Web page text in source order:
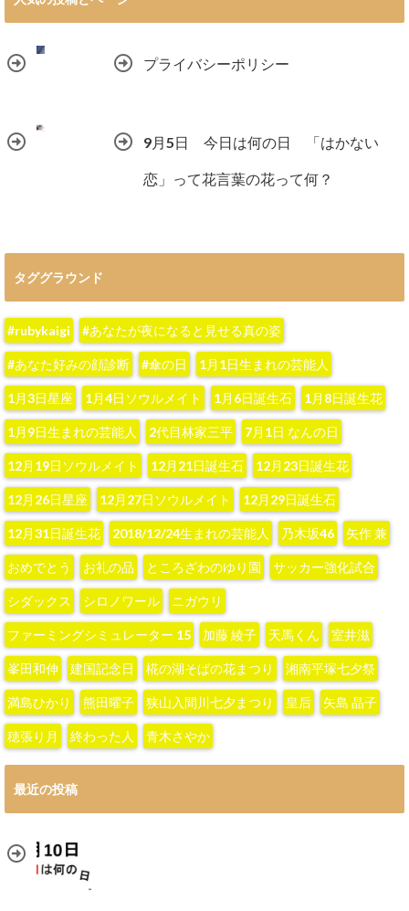
プライバシーポリシー
9月5日 今日は何の日 「はかない
恋」って花言葉の花って何？
タググラウンド
#rubykaigi #あなたが夜になると見せる真の姿
#あなた好みの顔診断 #傘の日 1月1日生まれの芸能人
1月3日星座 1月4日ソウルメイト 1月6日誕生石 1月8日誕生花
1月9日生まれの芸能人 2代目林家三平 7月1日 なんの日
12月19日ソウルメイト 12月21日誕生石 12月23日誕生花
12月26日星座 12月27日ソウルメイト 12月29日誕生石
12月31日誕生花 2018/12/24生まれの芸能人 ‪乃木坂46‬ ‪矢作 兼‬
おめでとう お礼の品 ところざわのゆり園 サッカー強化試合
シダックス シロノワール ニガウリ
ファーミングシミュレーター 15 加藤 綾子‬ 天馬くん 室井滋
峯田和伸 建国記念日 椛の湖そばの花まつり 湘南平塚七夕祭
満島ひかり 熊田曜子 狭山入間川七夕まつり 皇后 矢島 晶子
穂張り月 終わった人 青木さやか
最近の投稿